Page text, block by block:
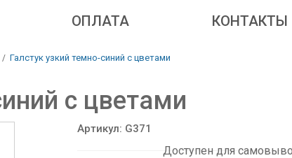
ОПЛАТА КОНТАКТЫ
Галстук узкий темно-синий с цветами
с цветами
Артикул: G371
Доступен для